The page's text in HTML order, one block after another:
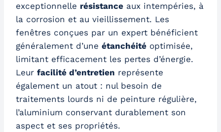
exceptionnelle résistance aux intempéries, à
la corrosion et au vieillissement. Les
fenêtres conçues par un expert bénéficient
généralement d’une étanchéité optimisée,
limitant efficacement les pertes d’énergie.
Leur facilité d’entretien représente
également un atout : nul besoin de
traitements lourds ni de peinture régulière,
l’aluminium conservant durablement son
aspect et ses propriétés.